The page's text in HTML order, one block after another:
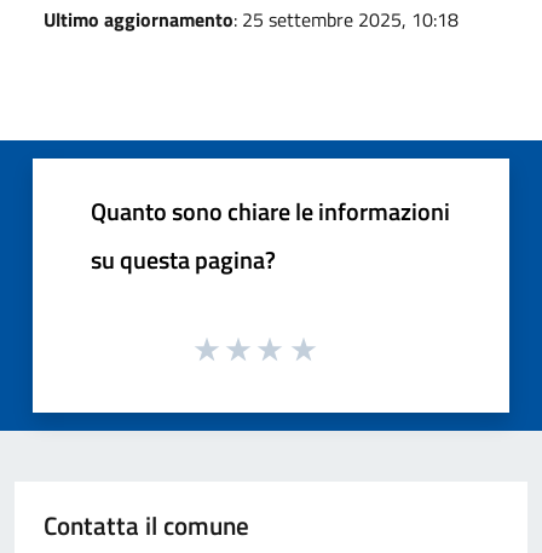
Ultimo aggiornamento: 25 settembre 2025, 10:18
Quanto sono chiare le informazioni
su questa pagina?
Contatta il comune